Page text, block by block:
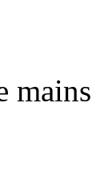
mains